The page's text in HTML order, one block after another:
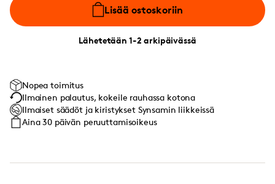
Lisää ostoskoriin
Lähetetään 1-2 arkipäivässä
Nopea toimitus
Ilmainen palautus, kokeile rauhassa kotona
Ilmaiset säädöt ja kiristykset Synsamin liikkeissä
Aina 30 päivän peruuttamisoikeus